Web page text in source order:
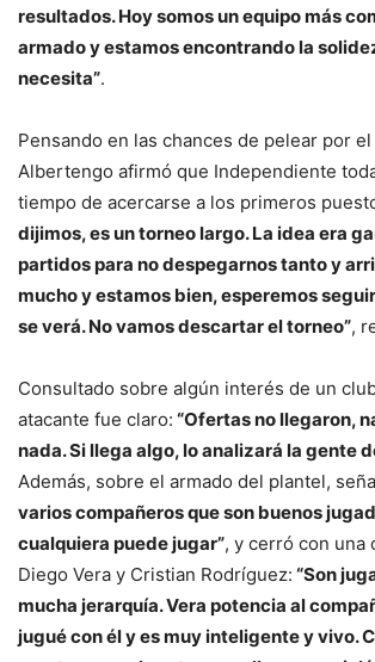
resultados. Hoy somos un equipo más
armado y estamos encontrando la
necesita”.
Pensando en las chances de pelear por
Albertengo afirmó que Independiente
tiempo de acercarse a los primeros
dijimos, es un torneo largo. La idea era
partidos para no despegarnos tanto y
mucho y estamos bien, esperemos
se verá. No vamos descartar el torneo”,
Consultado sobre algún interés de un
atacante fue claro: “Ofertas no llegaron,
nada. Si llega algo, lo analizará la gente
Además, sobre el armado del plantel,
varios compañeros que son buenos
cualquiera puede jugar”, y cerró con una
Diego Vera y Cristian Rodríguez: “Son
mucha jerarquía. Vera potencia al
jugué con él y es muy inteligente y vivo.